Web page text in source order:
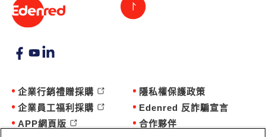
企業行銷禮贈採購
企業員工福利採購
APP網頁版
隱私權保護政策
Edenred 反詐騙宣言
合作夥伴